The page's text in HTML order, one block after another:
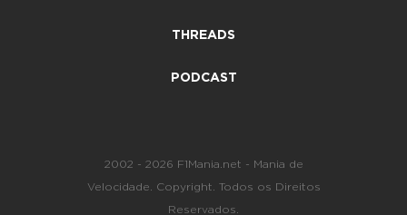
THREADS
PODCAST
2002 - 2026 F1Mania.net - Mania de
Velocidade. Copyright. Todos os Direitos
Reservados.